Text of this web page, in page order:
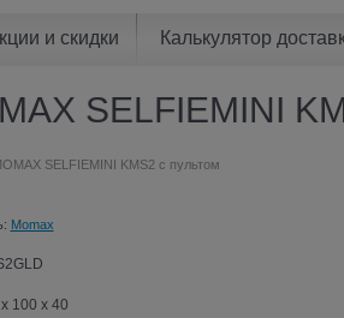
и скидки Калькулятор
SELFIEMINI
SELFIEMINI KMS2 с пультом
Momax
100 x 40